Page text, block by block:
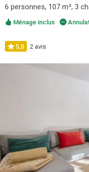
6 personnes, 107 m², 3
Ménage inclus
5,0 2 avis